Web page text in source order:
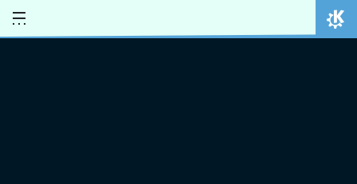
דילוג לתוכן
אתר הבית